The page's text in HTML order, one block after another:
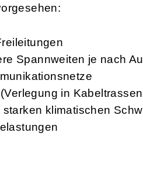
Spannweiten je nach
in
starken klimatischen